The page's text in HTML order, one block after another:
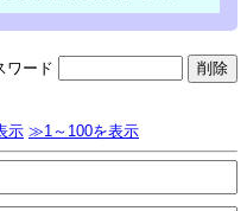
ワード
示 ≫1～100を表示